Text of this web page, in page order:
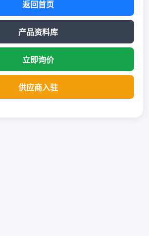
返回首页
产品资料库
立即询价
供应商入驻